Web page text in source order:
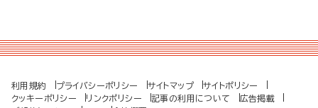
利用規約 プライバシーポリシー サイトマップ
サイトポリシー
クッキーポリシー
リンクポリシー 記事の利用について
広告掲載